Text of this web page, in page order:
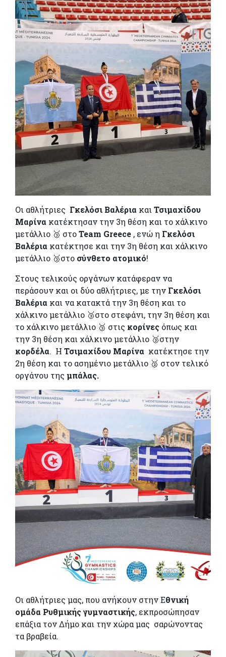
Οι αθλήτριες Γκελόσι Βαλέρια και Τσιμαχίδου
Μαρίνα κατέκτησαν την 3η θέση και το χάλκινο
μετάλλιο 🥉 στοTeam Greece , ενώ η Γκελόσι
Βαλέρια κατέκτησε και την 3η θέση και χάλκινο
μετάλλιο 🥉στο σύνθετο ατομικό!
Στους τελικούς οργάνων κατάφεραν να
περάσουν και οι δύο αθλήτριες, με την Γκελόσι
Βαλέρια και να κατακτά την 3η θέση και το
χάλκινο μετάλλιο 🥉στο στεφάνι, την 3η θέση και
το χάλκινο μετάλλιο 🥉 στις κορίνες όπως και
την 3η θέση και χάλκινο μετάλλιο 🥉στην
κορδέλα. Η Τσιμαχίδου Μαρίνα κατέκτησε την
2η θέση και το ασημένιο μετάλλιο 🥈 στον τελικό
οργάνου της μπάλας.
Οι αθλήτριες μας, που ανήκουν στην Εθνική
ομάδα Ρυθμικής γυμναστικής, εκπροσώπησαν
επάξια τον Δήμο και την χώρα μας σαρώνοντας
τα βραβεία.